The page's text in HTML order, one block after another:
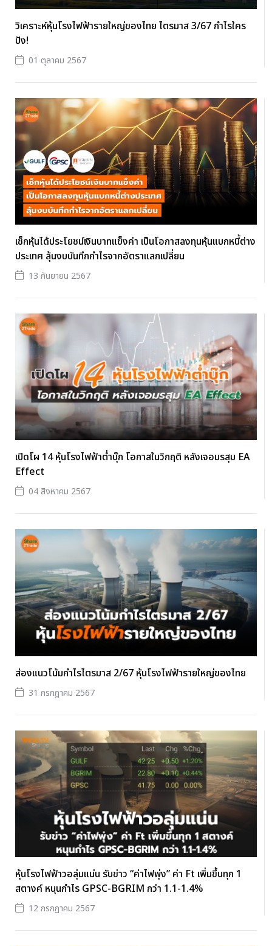
วิเคราะห์หุ้นโรงไฟฟ้ารายใหญ่ของไทย ไตรมาส 3/67 กำไรใคร
ปัง!
01 ตุลาคม 2567
เช็กหุ้นได้ประโยชน์เงินบาทแข็งค่า เป็นโอกาสลงทุนหุ้นแบกหนี้ต่าง
ประเทศ ลุ้นงบบันทึกกำไรจากอัตราแลกเปลี่ยน
13 กันยายน 2567
เปิดโผ 14 หุ้นโรงไฟฟ้าต่ำบุ๊ก โอกาสในวิกฤติ หลังเจอมรสุม EA
Effect
04 สิงหาคม 2567
ส่องแนวโน้มกำไรไตรมาส 2/67 หุ้นโรงไฟฟ้ารายใหญ่ของไทย
31 กรกฎาคม 2567
หุ้นโรงไฟฟ้าวอลุ่มแน่น รับข่าว “ค่าไฟพุ่ง” ค่า Ft เพิ่มขึ้นทุก 1
สตางค์ หนุนกำไร GPSC-BGRIM กว่า 1.1-1.4%
12 กรกฎาคม 2567